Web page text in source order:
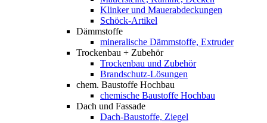
Klinker und Mauerabdeckungen
Schöck-Artikel
Dämmstoffe
mineralische Dämmstoffe, Extruder
Trockenbau + Zubehör
Trockenbau und Zubehör
Brandschutz-Lösungen
chem. Baustoffe Hochbau
chemische Baustoffe Hochbau
Dach und Fassade
Dach-Baustoffe, Ziegel